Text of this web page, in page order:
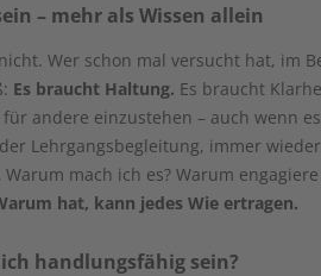
– mehr als Wissen allein
Wer schon mal versucht hat, im
Es braucht Haltung. Es braucht
andere einzustehen – auch wenn
Lehrgangsbegleitung, immer
Warum mach ich es? Warum
hat, kann jedes Wie ertragen.
handlungsfähig sein?